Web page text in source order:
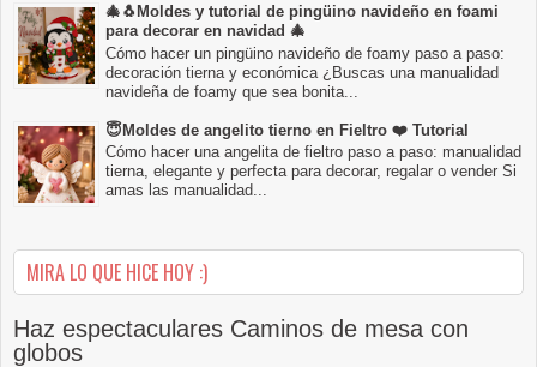
🎄🐧Moldes y tutorial de pingüino navideño en foami
para decorar en navidad 🎄
Cómo hacer un pingüino navideño de foamy paso a paso:
decoración tierna y económica ¿Buscas una manualidad
navideña de foamy que sea bonita...
😇Moldes de angelito tierno en Fieltro ❤️ Tutorial
Cómo hacer una angelita de fieltro paso a paso: manualidad
tierna, elegante y perfecta para decorar, regalar o vender Si
amas las manualidad...
MIRA LO QUE HICE HOY :)
Haz espectaculares Caminos de mesa con
globos